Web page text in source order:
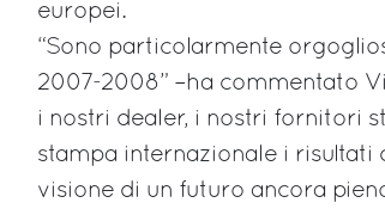
europei.
“Sono particolarmente
2007-2008” –ha commentato
i nostri dealer, i nostri fornitori
stampa internazionale i
visione di un futuro ancora